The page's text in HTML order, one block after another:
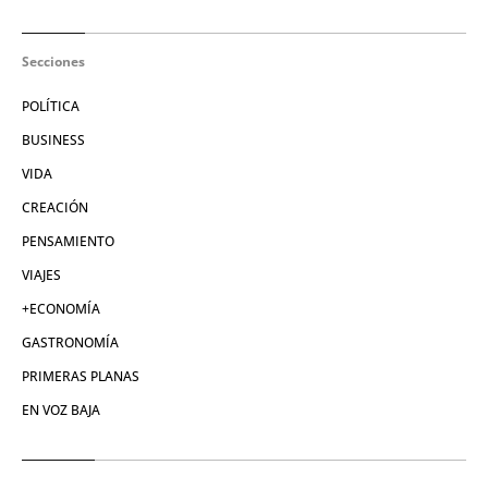
Secciones
POLÍTICA
BUSINESS
VIDA
CREACIÓN
PENSAMIENTO
VIAJES
+ECONOMÍA
GASTRONOMÍA
PRIMERAS PLANAS
EN VOZ BAJA